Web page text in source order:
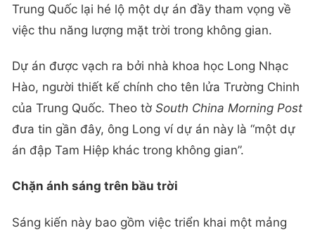
Trung Quốc lại hé lộ một dự án đầy tham vọng về
việc thu năng lượng mặt trời trong không gian.
Dự án được vạch ra bởi nhà khoa học Long Nhạc
Hào, người thiết kế chính cho tên lửa Trường Chinh
của Trung Quốc. Theo tờ South China Morning Post
đưa tin gần đây, ông Long ví dự án này là “một dự
án đập Tam Hiệp khác trong không gian”.
Chặn ánh sáng trên bầu trời
Sáng kiến này bao gồm việc triển khai một mảng